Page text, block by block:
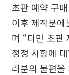
초판 예약 구
이후 제작분에
며 “다만 초판
정정 사항에
러분의 불편을